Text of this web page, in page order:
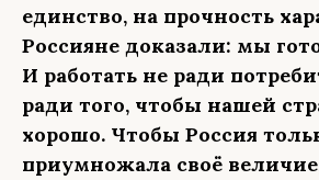
единство, на прочность
Россияне доказали: мы
И работать не ради
ради того, чтобы нашей
хорошо. Чтобы Россия
приумножала своё величие